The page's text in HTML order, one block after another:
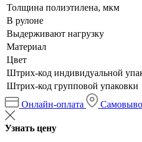
Толщина полиэтилена, мкм
В рулоне
Выдерживают нагрузку
Материал
Цвет
Штрих-код индивидуальной
Штрих-код групповой упаковки
Онлайн-оплата
Узнать цену